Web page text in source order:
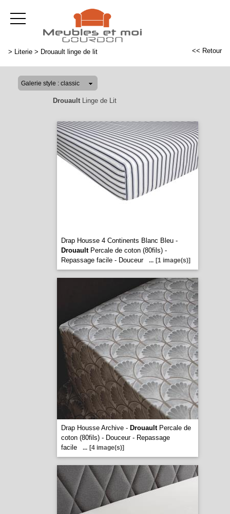
> Literie > Drouault linge de lit << Retour
DrouaultLinge de Lit
Drap Housse 4 Continents Blanc Bleu -
DrouaultPercale de coton (80fils) -
Repassage facile - Douceur
... [1 image(s)]
Drap Housse Archive - DrouaultPercale de
coton (80fils) - Douceur - Repassage
facile
... [4 image(s)]